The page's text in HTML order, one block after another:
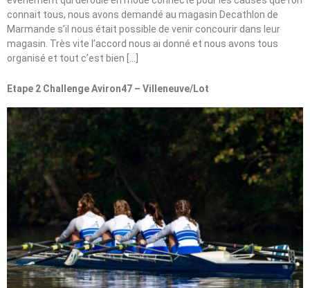
connait tous, nous avons demandé au magasin Decathlon de
Marmande s’il nous était possible de venir concourir dans leur
magasin. Très vite l’accord nous ai donné et nous avons tous
organisé et tout c’est bien […]
Etape 2 Challenge Aviron47 – Villeneuve/Lot